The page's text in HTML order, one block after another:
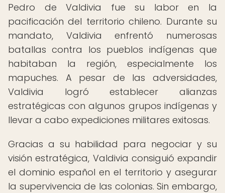
Pedro de Valdivia fue su labor en la
pacificación del territorio chileno. Durante su
mandato, Valdivia enfrentó numerosas
batallas contra los pueblos indígenas que
habitaban la región, especialmente los
mapuches. A pesar de las adversidades,
Valdivia logró establecer alianzas
estratégicas con algunos grupos indígenas y
llevar a cabo expediciones militares exitosas.
Gracias a su habilidad para negociar y su
visión estratégica, Valdivia consiguió expandir
el dominio español en el territorio y asegurar
la supervivencia de las colonias. Sin embargo,